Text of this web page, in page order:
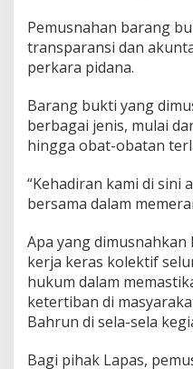
Pemusnahan barang
transparansi dan
perkara pidana.
Barang bukti yang
berbagai jenis, mulai
hingga obat-obatan
“Kehadiran kami di sini
bersama dalam
Apa yang
kerja keras kolektif
hukum dalam
ketertiban di
Bahrun di sela-sela
Bagi pihak Lapas,